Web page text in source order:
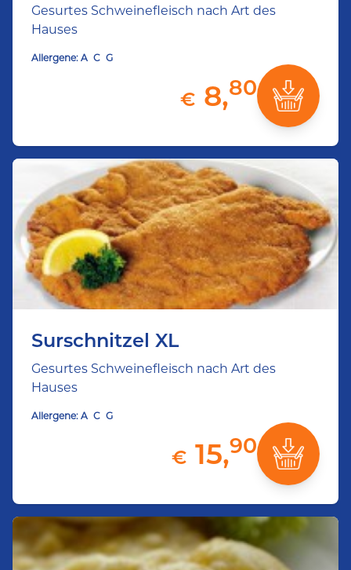
Gesurtes Schweinefleisch nach Art des
Hauses
Allergene: A C G
€ 8,80
Surschnitzel XL
Gesurtes Schweinefleisch nach Art des
Hauses
Allergene: A C G
€ 15,90